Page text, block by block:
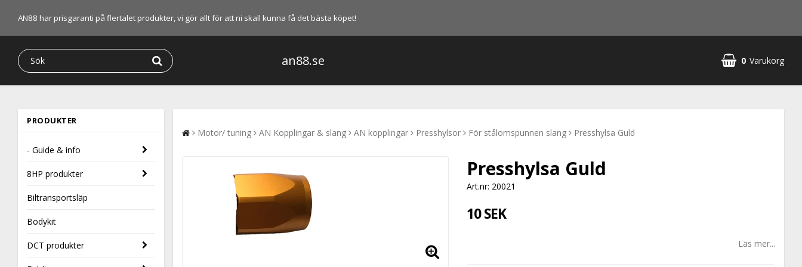
AN88 har prisgaranti på flertalet produkter, vi gör allt för att ni skall kunna få det bästa köpet!
an88.se 0 Varukorg
PRODUKTER
- Guide & info
8HP produkter
Biltransportsläp
Bodykit
DCT produkter
Motor/ tuning AN Kopplingar & slang AN kopplingar Presshylsor För stålomspunnen slang Presshylsa Guld
Presshylsa Guld
Art.nr: 20021
10 SEK
Läs mer...